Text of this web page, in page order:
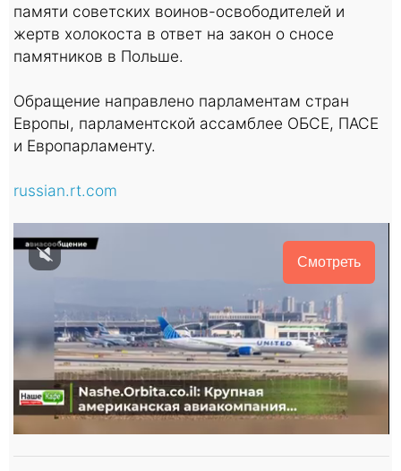
памяти советских воинов-освободителей и
жертв холокоста в ответ на закон о сносе
памятников в Польше.
Обращение направлено парламентам стран
Европы, парламентской ассамблее ОБСЕ, ПАСЕ
и Европарламенту.
russian.rt.com
Смотреть